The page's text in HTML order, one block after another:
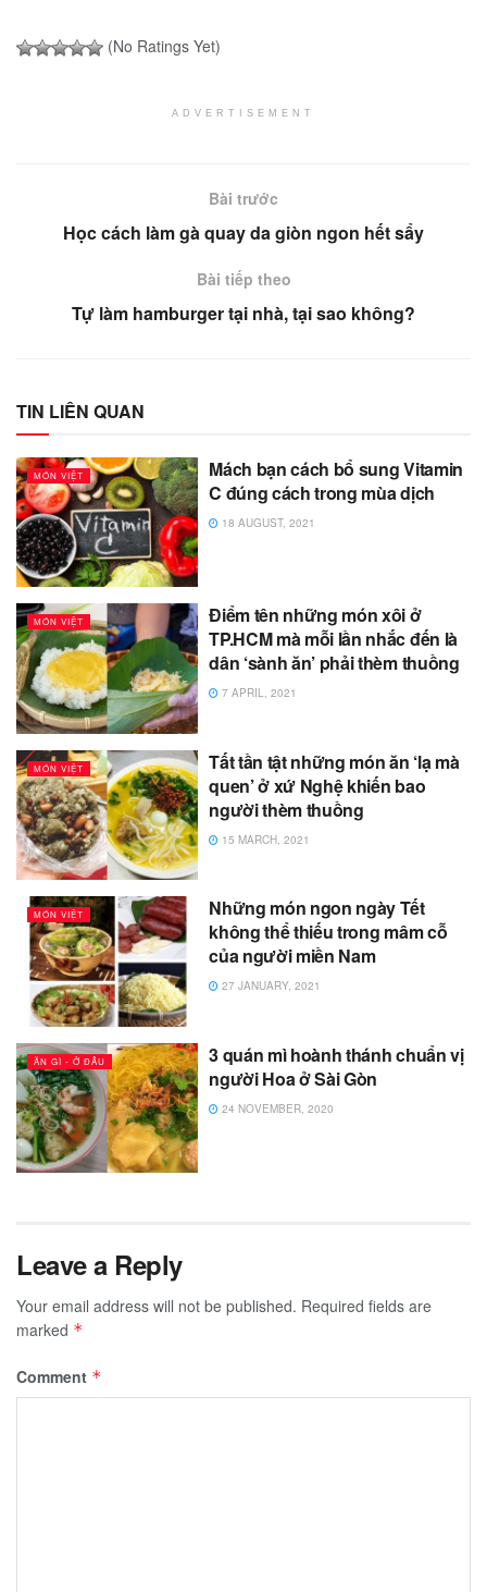
(No Ratings Yet)
ADVERTISEMENT
Bài trước
Học cách làm gà quay da giòn ngon hết sẩy
Bài tiếp theo
Tự làm hamburger tại nhà, tại sao không?
TIN LIÊN QUAN
MÓN VIỆT
Mách bạn cách bổ sung Vitamin
C đúng cách trong mùa dịch
18 AUGUST, 2021
MÓN VIỆT
Điểm tên những món xôi ở
TP.HCM mà mỗi lần nhắc đến là
dân ‘sành ăn’ phải thèm thuồng
7 APRIL, 2021
MÓN VIỆT
Tất tần tật những món ăn ‘lạ mà
quen’ ở xứ Nghệ khiến bao
người thèm thuồng
15 MARCH, 2021
MÓN VIỆT
Những món ngon ngày Tết
không thể thiếu trong mâm cỗ
của người miền Nam
27 JANUARY, 2021
ĂN GÌ - Ở ĐÂU
3 quán mì hoành thánh chuẩn vị
người Hoa ở Sài Gòn
24 NOVEMBER, 2020
Leave a Reply
Your email address will not be published. Required fields are
marked *
Comment *